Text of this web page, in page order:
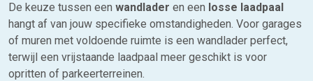
De keuze tussen een wandlader en een losse laadpaal
hangt af van jouw specifieke omstandigheden. Voor garages
of muren met voldoende ruimte is een wandlader perfect,
terwijl een vrijstaande laadpaal meer geschikt is voor
opritten of parkeerterreinen.